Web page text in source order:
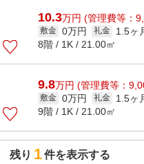
10.3万円 (管理費等：
敷金 0万円 礼金
1.5ヶ
8階 / 1K / 21.00㎡
9.8万円 (管理費等：
敷金 0万円 礼金
1.5ヶ
9階 / 1K / 21.00㎡
残り 1件を表示する